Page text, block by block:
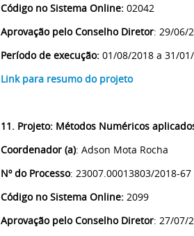
Código no Sistema Online: 02042
Aprovação pelo Conselho Diretor: 29/06/
Período de execução: 01/08/2018 a 31/
Link para resumo do projeto
11. Projeto: Métodos Numéricos
Coordenador (a): Adson Mota Rocha
Nº do Processo: 23007.00013803/2018-67
Código no Sistema Online: 2099
Aprovação pelo Conselho Diretor: 27/07/